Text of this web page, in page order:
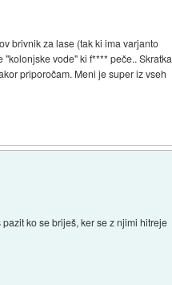
brivnik za lase (tak ki ima varjanto
vode" ki f**** peče.. Skratka
priporočam. Meni je super iz vseh
ko se briješ, ker se z njimi hitreje